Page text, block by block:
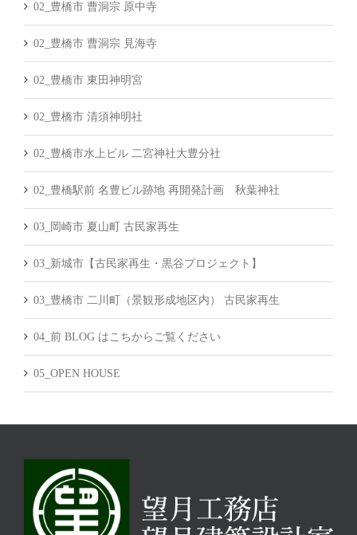
02_豊橋市 曹洞宗 原中寺
02_豊橋市 曹洞宗 見海寺
02_豊橋市 東田神明宮
02_豊橋市 清須神明社
02_豊橋市水上ビル 二宮神社大豊分社
02_豊橋駅前 名豊ビル跡地 再開発計画 秋葉神社
03_岡崎市 夏山町 古民家再生
03_新城市【古民家再生・黒谷プロジェクト】
03_豊橋市 二川町（景観形成地区内） 古民家再生
04_前 BLOG はこちからご覧ください
05_OPEN HOUSE